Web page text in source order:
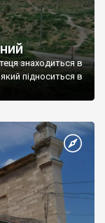
знаходиться в
підноситься в